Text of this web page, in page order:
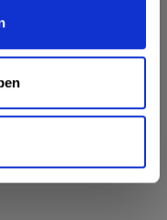
17,3 mg Kalium